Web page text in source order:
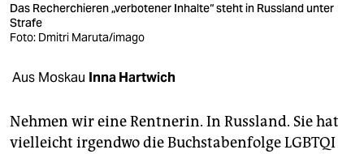
shop
fragen & hilfe
unterstützen
genossenschaft
Das Recherchieren „verbotener Inhalte“ steht in Russland unter
Strafe
Foto: Dmitri Maruta/imago
Aus Moskau Inna Hartwich
Nehmen wir eine Rentnerin. In Russland. Sie hat
vielleicht irgendwo die Buchstabenfolge LGBTQI